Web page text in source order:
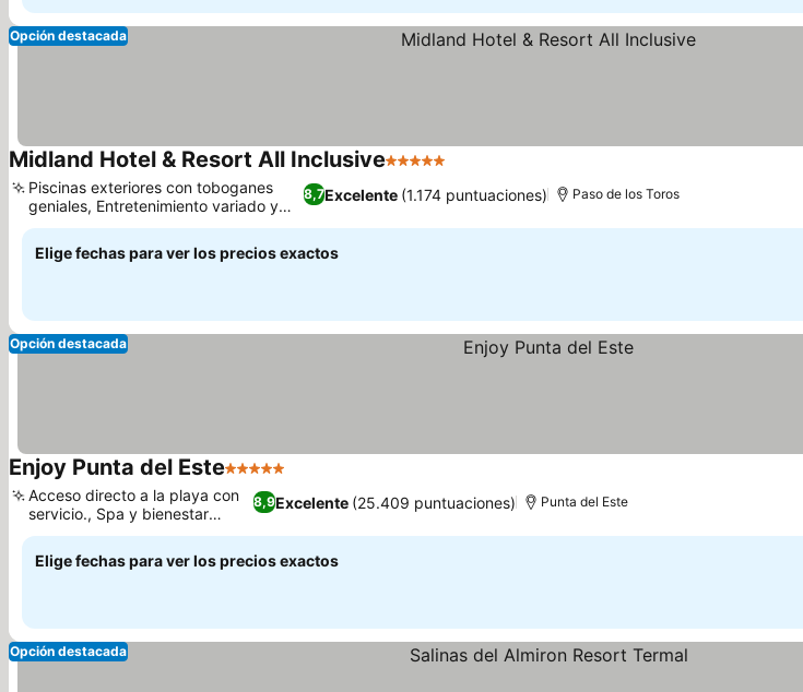
Opción destacada
Midland Hotel & Resort All Inclusive5 Estrellas
8,7Excelente (1.174 puntuaciones)
Piscinas exteriores con toboganes
geniales, Entretenimiento variado y
club infantil
Paso de los Toros
Elige fechas para ver los precios exactos
Opción destacada
Enjoy Punta del Este5 Estrellas
8,9Excelente (25.409 puntuaciones)
Acceso directo a la playa con
servicio., Spa y bienestar
integral
Punta del Este
Elige fechas para ver los precios exactos
Opción destacada